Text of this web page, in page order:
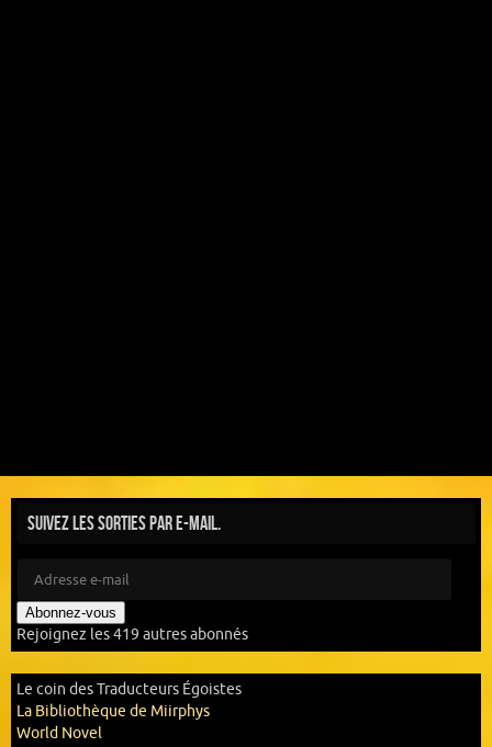
Suivez les sorties par e-mail.
Abonnez-vous
Rejoignez les 419 autres abonnés
Le coin des Traducteurs Égoistes
La Bibliothèque de Miirphys
World Novel